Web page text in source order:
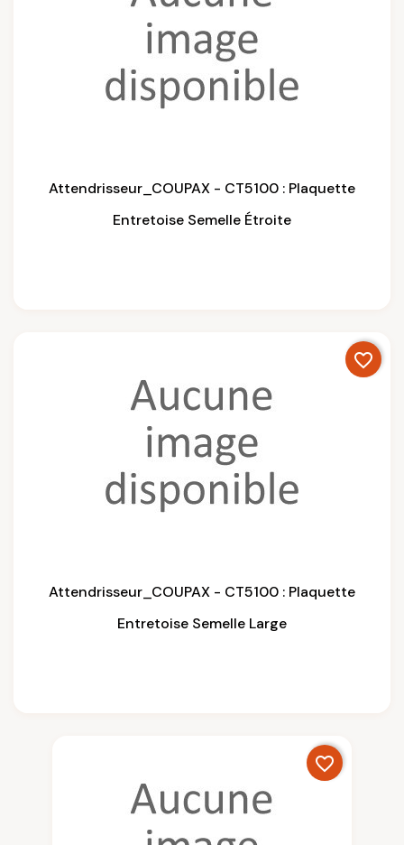
Attendrisseur_COUPAX - CT5100 : Plaquette
Entretoise Semelle Étroite
Attendrisseur_COUPAX - CT5100 : Plaquette
Entretoise Semelle Large
favorite_border
favorite_border